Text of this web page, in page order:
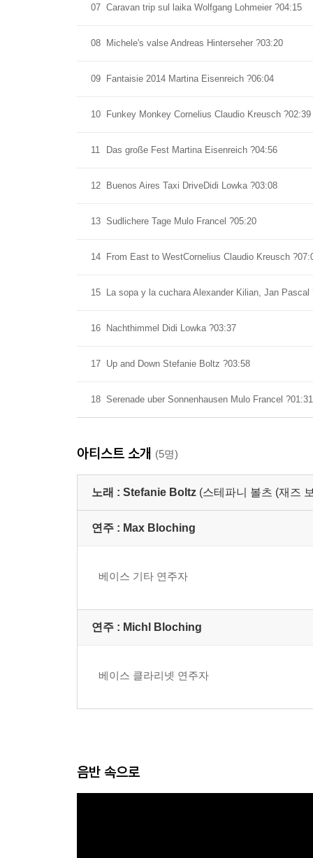
07 Caravan trip sul laika Wolfgang Lohmeier ?04:15
08 Michele's valse Andreas Hinterseher ?03:20
09 Fantaisie 2014 Martina Eisenreich ?06:04
10 Funkey Monkey Cornelius Claudio Kreusch ?02:39
11 Das große Fest Martina Eisenreich ?04:56
12 Buenos Aires Taxi DriveDidi Lowka ?03:08
13 Sudlichere Tage Mulo Francel ?05:20
14 From East to WestCornelius Claudio Kreusch
15 La sopa y la cuchara Alexander Kilian, Jan Pascal
16 Nachthimmel Didi Lowka ?03:37
17 Up and Down Stefanie Boltz ?03:58
18 Serenade uber Sonnenhausen Mulo Francel ?01:31
아티스트 소개 (5명)
노래 : Stefanie Boltz (스테파니 볼츠 (재즈
연주 : Max Bloching
베이스 기타 연주자
연주 : Michl Bloching
베이스 클라리넷 연주자
음반 속으로